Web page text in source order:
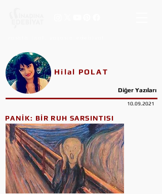
Hilal POLAT
Diğer Yazıları
10.09.2021
PANİK: BİR RUH SARSINTISI